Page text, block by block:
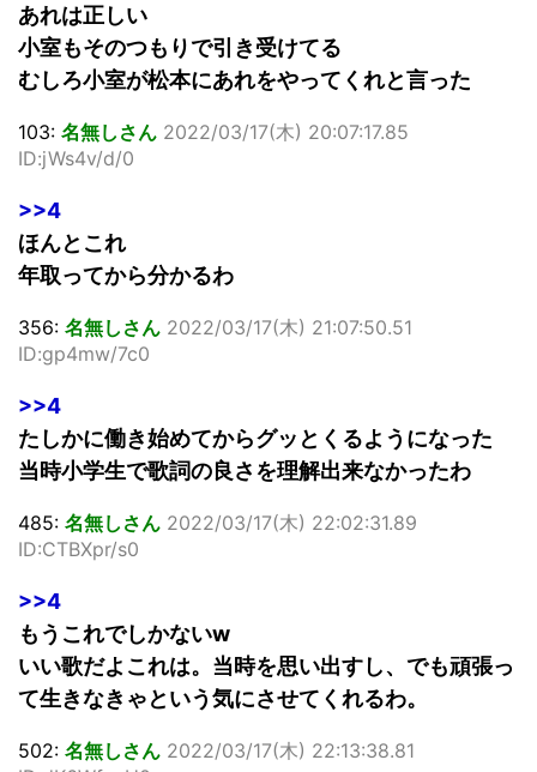
あれは正しい
小室もそのつもりで引き受けてる
むしろ小室が松本にあれをやってくれと言った
103: 名無しさん 2022/03/17(木) 20:07:17.85
ID:jWs4v/d/0
>>4
ほんとこれ
年取ってから分かるわ
356: 名無しさん 2022/03/17(木) 21:07:50.51
ID:gp4mw/7c0
>>4
たしかに働き始めてからグッとくるようになった
当時小学生で歌詞の良さを理解出来なかったわ
485: 名無しさん 2022/03/17(木) 22:02:31.89
ID:CTBXpr/s0
>>4
もうこれでしかないw
いい歌だよこれは。当時を思い出すし、でも頑張っ
て生きなきゃという気にさせてくれるわ。
502: 名無しさん 2022/03/17(木) 22:13:38.81